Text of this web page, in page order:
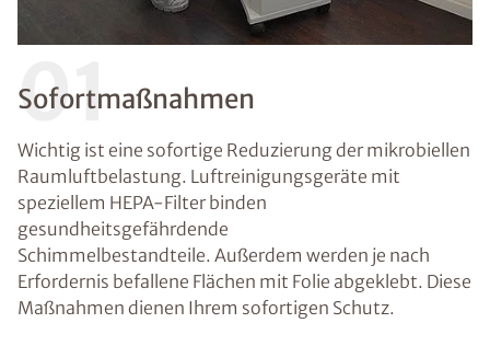
01
Sofortmaßnahmen
Wichtig ist eine sofortige Reduzierung der mikrobiellen
Raumluftbelastung. Luftreinigungsgeräte mit
speziellem HEPA-Filter binden
gesundheitsgefährdende
Schimmelbestandteile. Außerdem werden je nach
Erfordernis befallene Flächen mit Folie abgeklebt. Diese
Maßnahmen dienen Ihrem sofortigen Schutz.